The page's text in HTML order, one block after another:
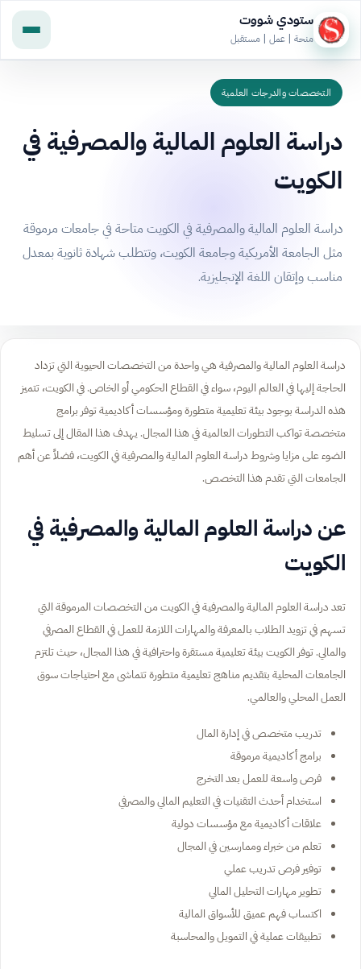
ستودي شووت
منحة | عمل | مستقبل
التخصصات والدرجات العلمية
دراسة العلوم المالية والمصرفية في
الكويت
دراسة العلوم المالية والمصرفية في الكويت متاحة في جامعات مرموقة
مثل الجامعة الأمريكية وجامعة الكويت، وتتطلب شهادة ثانوية بمعدل
مناسب وإتقان اللغة الإنجليزية.
دراسة العلوم المالية والمصرفية هي واحدة من التخصصات الحيوية التي تزداد
الحاجة إليها في العالم اليوم، سواء في القطاع الحكومي أو الخاص. في الكويت، تتميز
هذه الدراسة بوجود بيئة تعليمية متطورة ومؤسسات أكاديمية توفر برامج
متخصصة تواكب التطورات العالمية في هذا المجال. يهدف هذا المقال إلى تسليط
الضوء على مزايا وشروط دراسة العلوم المالية والمصرفية في الكويت، فضلاً عن أهم
الجامعات التي تقدم هذا التخصص.
عن دراسة العلوم المالية والمصرفية في
الكويت
تعد دراسة العلوم المالية والمصرفية في الكويت من التخصصات المرموقة التي
تسهم في تزويد الطلاب بالمعرفة والمهارات اللازمة للعمل في القطاع المصرفي
والمالي. توفر الكويت بيئة تعليمية مستقرة واحترافية في هذا المجال، حيث تلتزم
الجامعات المحلية بتقديم مناهج تعليمية متطورة تتماشى مع احتياجات سوق
العمل المحلي والعالمي.
تدريب متخصص في إدارة المال
برامج أكاديمية مرموقة
فرص واسعة للعمل بعد التخرج
استخدام أحدث التقنيات في التعليم المالي والمصرفي
علاقات أكاديمية مع مؤسسات دولية
تعلم من خبراء وممارسين في المجال
توفير فرص تدريب عملي
تطوير مهارات التحليل المالي
اكتساب فهم عميق للأسواق المالية
تطبيقات عملية في التمويل والمحاسبة